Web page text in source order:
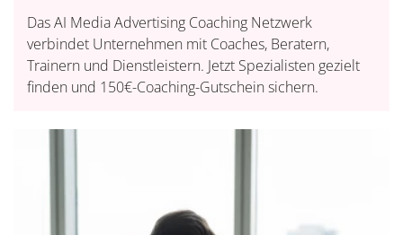
Das AI Media Advertising Coaching Netzwerk
verbindet Unternehmen mit Coaches, Beratern,
Trainern und Dienstleistern. Jetzt Spezialisten gezielt
finden und 150€-Coaching-Gutschein sichern.